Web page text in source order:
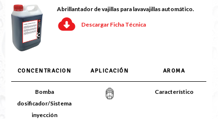
Abrillantador de vajillas para lavavajillas automático.
Descargar Ficha Técnica
CONCENTRACION APLICACIÓN AROMA
Bomba
dosificador/Sistema
inyección
Característico